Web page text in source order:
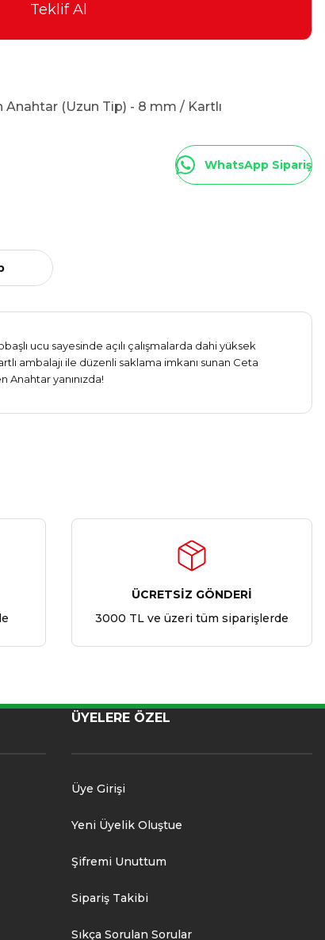
Teklif Al
Anahtar (Uzun Tip) - 8 mm / Kartlı
WhatsApp Sipariş
ucu sayesinde açılı çalışmalarda dahi yüksek
ambalajı ile düzenli saklama imkanı sunan Ceta
Anahtar yanınızda!
ÜCRETSİZ GÖNDERİ
3000 TL ve üzeri tüm siparişlerde
ÜYELERE ÖZEL
Üye Girişi
Yeni Üyelik Oluştue
Şifremi Unuttum
Sipariş Takibi
Sıkça Sorulan Sorular